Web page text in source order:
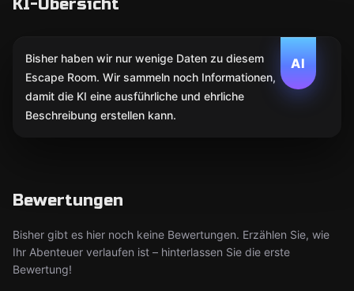
KI-Übersicht
AI
Bisher haben wir nur wenige Daten zu diesem
Escape Room. Wir sammeln noch Informationen,
damit die KI eine ausführliche und ehrliche
Beschreibung erstellen kann.
Bewertungen
Bisher gibt es hier noch keine Bewertungen. Erzählen Sie, wie
Ihr Abenteuer verlaufen ist – hinterlassen Sie die erste
Bewertung!